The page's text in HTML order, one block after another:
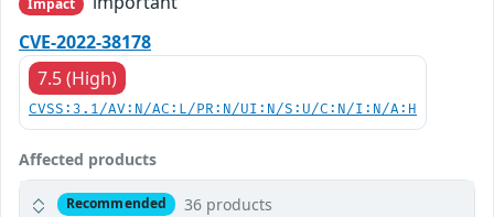
CVE-2022-38178
7.5 (High)
CVSS:3.1/AV:N/AC:L/PR:N/UI:N/S:U/C:N/I:N/A:H
Affected products
Recommended 36 products